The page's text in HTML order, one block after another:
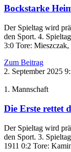
Bockstarke
Der Spieltag wird
den Sport. 4.
3:0 Tore: Mieszczak,
Zum Beitrag
2. September 2025
1. Mannschaft
Die Erste rettet
Der Spieltag wird
den Sport. 3.
1911 0:2 Tore: